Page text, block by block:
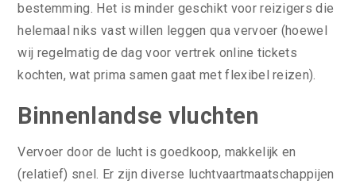
bestemming. Het is minder geschikt voor reizigers die
helemaal niks vast willen leggen qua vervoer (hoewel
wij regelmatig de dag voor vertrek online tickets
kochten, wat prima samen gaat met flexibel reizen).
Binnenlandse vluchten
Vervoer door de lucht is goedkoop, makkelijk en
(relatief) snel. Er zijn diverse luchtvaartmaatschappijen